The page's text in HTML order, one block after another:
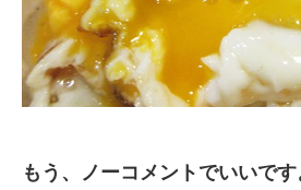
もう、ノーコメントでいいです